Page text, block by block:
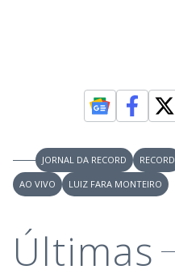
JORNAL DA RECORD RECORD
AO VIVO
LUIZ FARA MONTEIRO
Últimas